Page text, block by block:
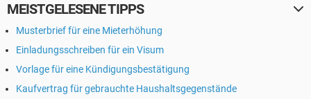
MEISTGELESENE TIPPS
Musterbrief für eine Mieterhöhung
Einladungsschreiben für ein Visum
Vorlage für eine Kündigungsbestätigung
Kaufvertrag für gebrauchte Haushaltsgegenstände